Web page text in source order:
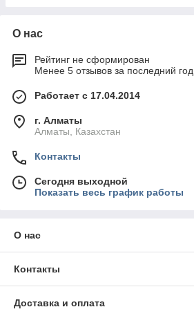
О нас
Рейтинг не сформирован
Менее 5 отзывов за последний год
Работает с 17.04.2014
г. Алматы
Алматы, Казахстан
Контакты
Сегодня выходной
Показать весь график работы
О нас
Контакты
Доставка и оплата